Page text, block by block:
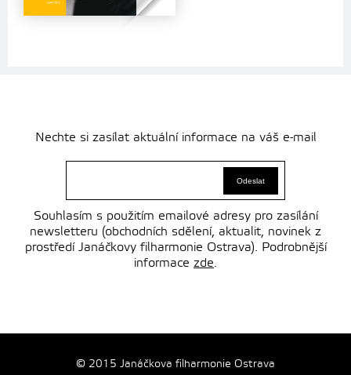
Nechte si zasílat aktuální informace na váš e-mail
Souhlasím s použitím emailové adresy pro zasílání
newsletteru (obchodních sdělení, aktualit, novinek z
prostředí Janáčkovy filharmonie Ostrava). Podrobnější
informace zde.
© 2015 Janáčkova filharmonie Ostrava